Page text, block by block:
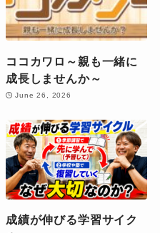
ココカワロ～親も一緒に
成長しませんか～
June 26, 2026
成績が伸びる学習サイク